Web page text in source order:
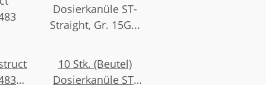
10 Stk. (Beutel)
Dosierkanüle ST-